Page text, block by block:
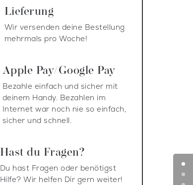
Lieferung
Wir versenden deine Bestellung
mehrmals pro Woche!
Apple Pay/Google Pay
Bezahle einfach und sicher mit
deinem Handy. Bezahlen im
Internet war noch nie so einfach,
sicher und schnell.
Hast du Fragen?
Du hast Fragen oder benötigst
Hilfe? Wir helfen Dir gern weiter!